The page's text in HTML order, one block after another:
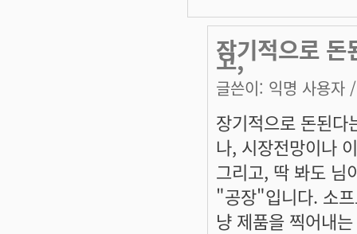
장기적으로 돈
고,
글쓴이: 익명 사용자
장기적으로 돈된다
나, 시장전망이나
그리고, 딱 봐도 님
"공장"입니다. 소
냥 제품을 찍어내